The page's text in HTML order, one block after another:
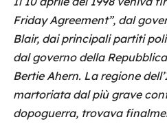
Friday Agreement”, dal
Blair, dai principali partiti
dal governo della
Bertie Ahern. La regione
martoriata dal più grave
dopoguerra, trovava